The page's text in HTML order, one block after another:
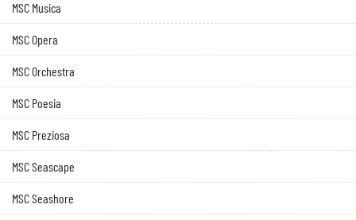
MSC Musica
MSC Opera
MSC Orchestra
MSC Poesia
MSC Preziosa
MSC Seascape
MSC Seashore